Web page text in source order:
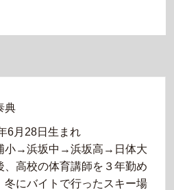
典
6月28日生まれ
小→浜坂中→浜坂高→日体大
、高校の体育講師を３年勤め
冬にバイトで行ったスキー場